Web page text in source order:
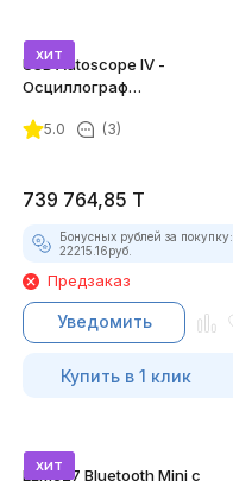
хит
USB Autoscope IV -
Осциллограф
комплект)
5.0 (3)
739 764,85 T
Бонусных рублей за покупку:
22215.16руб.
Предзаказ
Уведомить
Купить в 1 клик
хит
ELM327 Bluetooth Mini с